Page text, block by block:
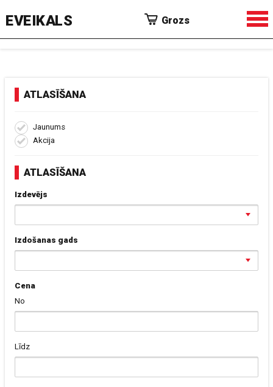
EVEIKALS Grozs
ATLASĪŠANA
Jaunums
Akcija
ATLASĪŠANA
Izdevējs
Izdošanas gads
Cena
No
Līdz